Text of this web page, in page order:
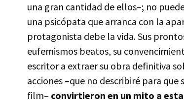
una gran cantidad de ellos–; no
una psicópata que arranca con la
protagonista debe la vida. Sus
eufemismos beatos, su
escritor a extraer su obra definitiva
acciones –que no describiré para
film– convirtieron en un mito a